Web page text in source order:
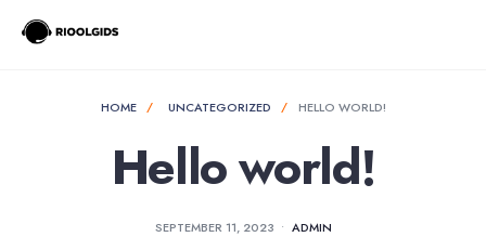
Skip
HOME UNCATEGORIZED HELLO WORLD!
Hello world!
SEPTEMBER 11, 2023 • ADMIN